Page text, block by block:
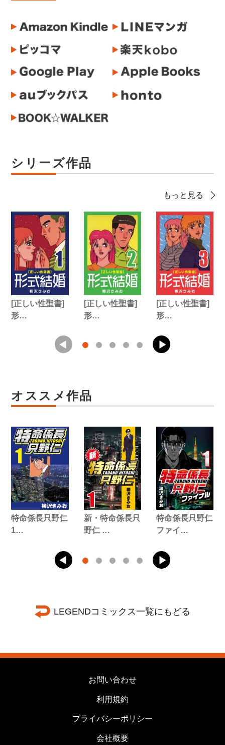
シリーズ作品
もっと見る
[正しい性聖書]
形…
[正しい性聖書]
形…
[正しい性聖書]
形…
オススメ作品
特命係長只野仁
1…
新・特命係長只
野仁 …
特命係長只野仁
ファイ…
LEGENDコミックス一覧にもどる
お問い合わせ
利用規約
プライバシーポリシー
会社概要